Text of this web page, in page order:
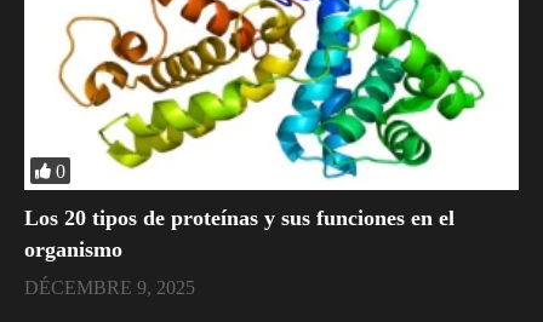
0
​Los 20 tipos de proteínas y sus funciones en el
organismo
DÉCEMBRE 9, 2025